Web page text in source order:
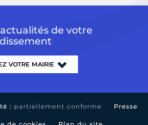
de votre
: partiellement conforme Presse